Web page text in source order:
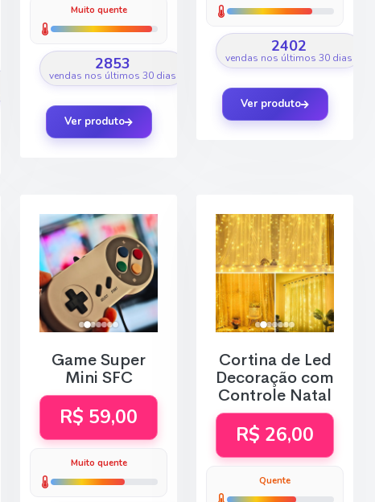
Muito quente
2853
vendas nos últimos 30 dias
Ver produto
2402
vendas nos últimos 30 dias
Ver produto
Game Super
Mini SFC
R$ 59,00
Muito quente
Cortina de Led
Decoração com
Controle Natal
R$ 26,00
Quente